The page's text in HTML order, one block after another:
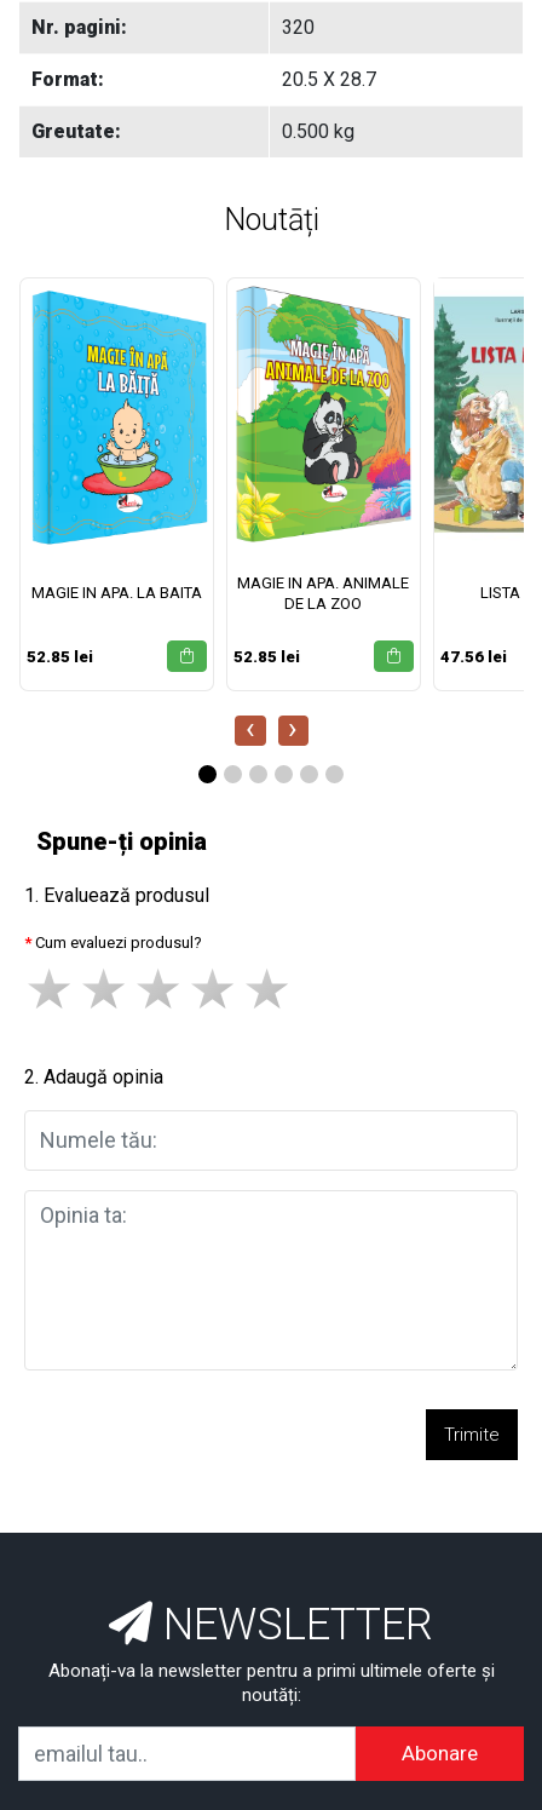
Nr. pagini: 320
Format: 20.5 X 28.7
Greutate: 0.500 kg
Noutāți
MAGIE IN APA. LA BAITA
52.85 lei
MAGIE IN APA. ANIMALE
DE LA ZOO
52.85 lei
LISTA
47.56 lei
‹ ›
Spune-ți opinia
1. Evaluează produsul
Cum evaluezi produsul?
2. Adaugă opinia
Trimite
NEWSLETTER
Abonați-va la newsletter pentru a primi ultimele oferte și
noutăți:
Abonare